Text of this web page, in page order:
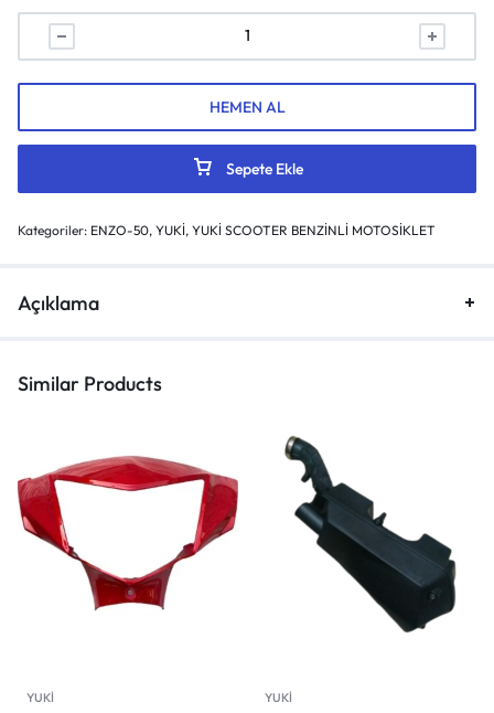
Sepete Ekle
HEMEN AL
Kategoriler: ENZO-50, YUKİ, YUKİ SCOOTER BENZİNLİ MOTOSİKLET
Açıklama
Similar Products
YUKİ YUKİ